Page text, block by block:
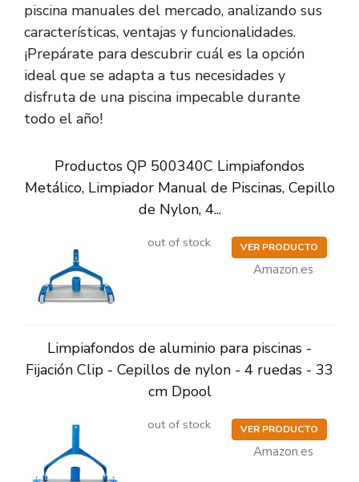
piscina manuales del mercado, analizando sus
características, ventajas y funcionalidades.
¡Prepárate para descubrir cuál es la opción
ideal que se adapta a tus necesidades y
disfruta de una piscina impecable durante
todo el año!
Productos QP 500340C Limpiafondos
Metálico, Limpiador Manual de Piscinas, Cepillo
de Nylon, 4...
out of stock VER PRODUCTO
Amazon.es
Limpiafondos de aluminio para piscinas -
Fijación Clip - Cepillos de nylon - 4 ruedas - 33
cm Dpool
out of stock VER PRODUCTO
Amazon.es